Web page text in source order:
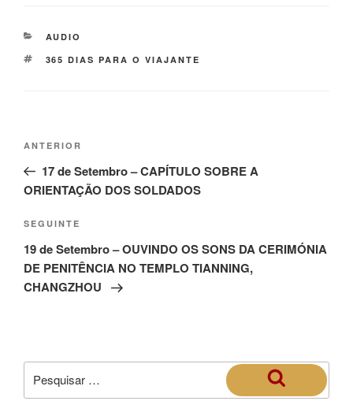
AUDIO
365 DIAS PARA O VIAJANTE
ANTERIOR
17 de Setembro – CAPÍTULO SOBRE A
ORIENTAÇÃO DOS SOLDADOS
SEGUINTE
19 de Setembro – OUVINDO OS SONS DA CERIMÓNIA
DE PENITÊNCIA NO TEMPLO TIANNING,
CHANGZHOU